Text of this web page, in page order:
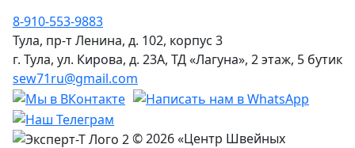
8-910-553-9883
Тула, пр-т Ленина, д. 102, корпус 3
г. Тула, ул. Кирова, д. 23А, ТД «Лагуна», 2 этаж, 5 бутик
sew71ru@gmail.com
© 2026 «Центр Швейных